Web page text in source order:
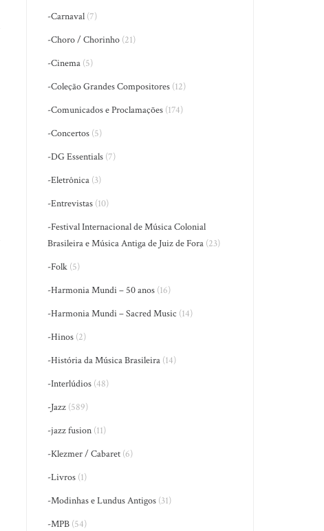
-Carnaval (7)
-Choro / Chorinho (21)
-Cinema (5)
-Coleção Grandes Compositores (12)
-Comunicados e Proclamações (174)
-Concertos (5)
-DG Essentials (7)
-Eletrônica (3)
-Entrevistas (10)
-Festival Internacional de Música Colonial
Brasileira e Música Antiga de Juiz de Fora (23)
-Folk (5)
-Harmonia Mundi – 50 anos (16)
-Harmonia Mundi – Sacred Music (14)
-Hinos (2)
-História da Música Brasileira (14)
-Interlúdios (48)
-Jazz (589)
-jazz fusion (11)
-Klezmer / Cabaret (6)
-Livros (1)
-Modinhas e Lundus Antigos (31)
-MPB (54)